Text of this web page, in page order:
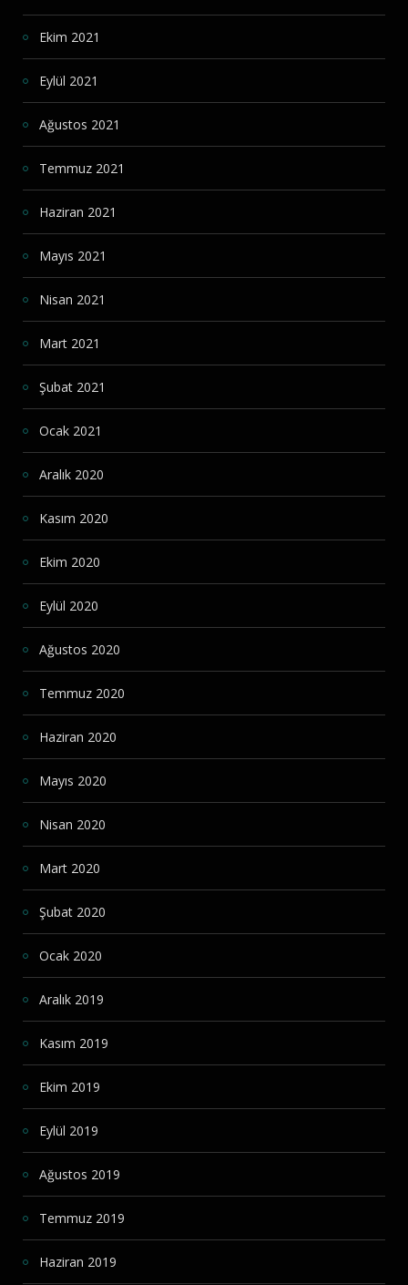
Ekim 2021
Eylül 2021
Ağustos 2021
Temmuz 2021
Haziran 2021
Mayıs 2021
Nisan 2021
Mart 2021
Şubat 2021
Ocak 2021
Aralık 2020
Kasım 2020
Ekim 2020
Eylül 2020
Ağustos 2020
Temmuz 2020
Haziran 2020
Mayıs 2020
Nisan 2020
Mart 2020
Şubat 2020
Ocak 2020
Aralık 2019
Kasım 2019
Ekim 2019
Eylül 2019
Ağustos 2019
Temmuz 2019
Haziran 2019